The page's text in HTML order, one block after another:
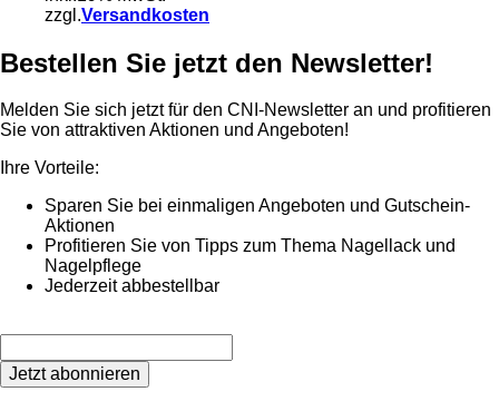
zzgl.Versandkosten
Bestellen Sie jetzt den Newsletter!
Melden Sie sich jetzt für den CNI-Newsletter an und profitieren
Sie von attraktiven Aktionen und Angeboten!
Ihre Vorteile:
Sparen Sie bei einmaligen Angeboten und Gutschein-
Aktionen
Profitieren Sie von Tipps zum Thema Nagellack und
Nagelpflege
Jederzeit abbestellbar
Jetzt abonnieren